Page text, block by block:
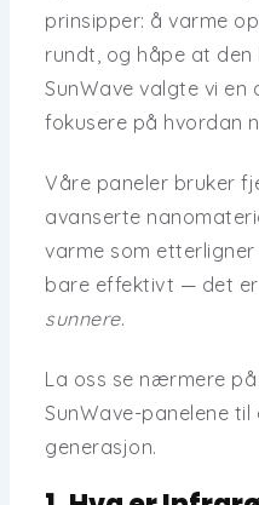
prinsipper: å varme
rundt, og håpe at den
SunWave valgte vi en
fokusere på hvordan
Våre paneler bruker
avanserte
varme som etterligner
bare effektivt — det er
sunnere.
La oss se nærmere
SunWave-panelene
generasjon.